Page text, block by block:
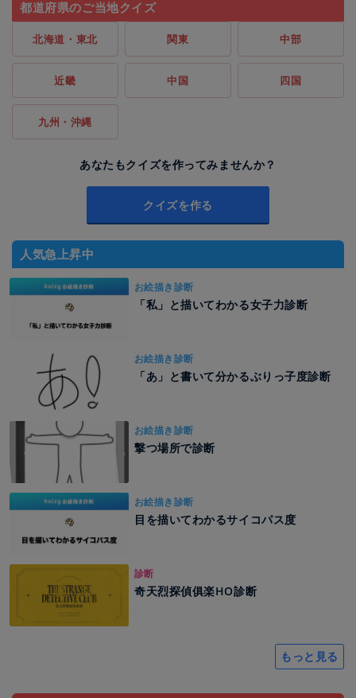
都道府県のご当地クイズ
北海道・東北 関東 中部
近畿 中国 四国
九州・沖縄
あなたもクイズを作ってみませんか？
クイズを作る
人気急上昇中
お絵描き診断
「私」と描いてわかる女子力診断
お絵描き診断
「あ」と書いて分かるぶりっ子度診断
お絵描き診断
撃つ場所で診断
お絵描き診断
目を描いてわかるサイコパス度
診断
奇天烈探偵俱楽HO診断
もっと見る